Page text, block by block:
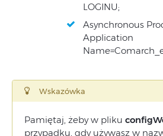
LOGINU;
Asynchronous
Application
Wskazówka
Pamiętaj, żeby w pliku
przypadku, gdy używasz w